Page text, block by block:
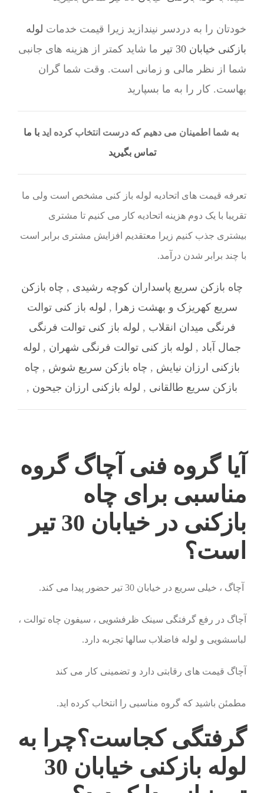
خودتان را به دردسر نیندازید زیرا قیمت خدمات لوله
بازکنی خیابان 30 تیر
ما شاید کمتر از هزینه های جانبی
شما از نظر مالی و زمانی است. وقت شما گران
بهاست. کار را به ما بسپارید
به شما اطمینان می دهیم که درست انتخاب کرده ایدبا ما
تماس بگیرید
تعرفه قیمت های اتحادیه لوله باز کنی مشخص است ولی ما
تقریبا با یک دوم هزینه اتحادیه کار می کنیم تا مشتری
بیشتری جذب کنیم زیرا معتقدیم افزایش مشتری برابر است
با چند برابر شدن درآمد.
چاه بازکن سریع پاسداران کوچه رشیدی , چاه بازکن
سریع کهریزک و بهشت زهرا
, لوله باز کنی توالت
فرنگی میدان انقلاب , لوله باز کنی توالت فرنگی
جمال آباد , لوله باز کنی توالت فرنگی شهران , لوله
بازکنی ارزان نیایش , چاه بازکن سریع شوش , چاه
بازکن سریع طالقانی , لوله بازکنی ارزان جیحون ,
آیا گروه فنی آچاگ گروه
مناسبی برای چاه
بازکنی در خیابان 30 تیر
است؟
آچاگ ، خیلی سریع در خیابان 30 تیر حضور پیدا می کند.
آچاگ در رفع گرفتگی سینک ظرفشویی ، سیفون چاه توالت ،
لباسشویی و لوله فاضلاب سالها تجربه دارد.
آچاگ قیمت های رقابتی دارد و تضمینی کار می کند
مطمئن باشید که گروه مناسبی را انتخاب کرده اید.
گرفتگی کجاست؟چرا به
لوله بازکنی خیابان 30